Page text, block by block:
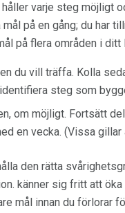
varje steg möjligt
på en gång; du har
på flera områden i
du vill träffa. Kolla
steg som
om möjligt. Fortsätt
en vecka. (Vissa
den rätta
känner sig fritt att
mål innan du förlorar